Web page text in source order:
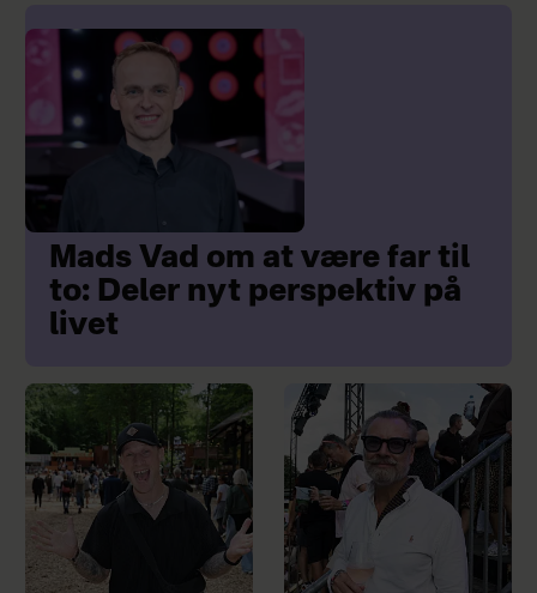
Mads Vad om at være far til
to: Deler nyt perspektiv på
livet